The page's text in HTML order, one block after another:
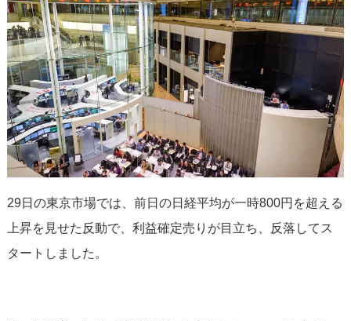
29日の東京市場では、前日の日経平均が一時800円を超える
上昇を見せた反動で、利益確定売りが目立ち、反落してス
タートしました。